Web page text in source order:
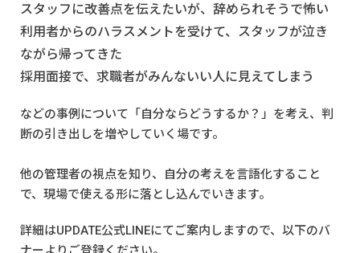
スタッフに改善点を伝えたいが、辞められそうで怖い
利用者からのハラスメントを受けて、スタッフが泣き
ながら帰ってきた
採用面接で、求職者がみんないい人に見えてしまう
などの事例について「自分ならどうするか？」を考え、判
断の引き出しを増やしていく場です。
他の管理者の視点を知り、自分の考えを言語化すること
で、現場で使える形に落とし込んでいきます。
詳細はUPDATE公式LINEにてご案内しますので、以下のバ